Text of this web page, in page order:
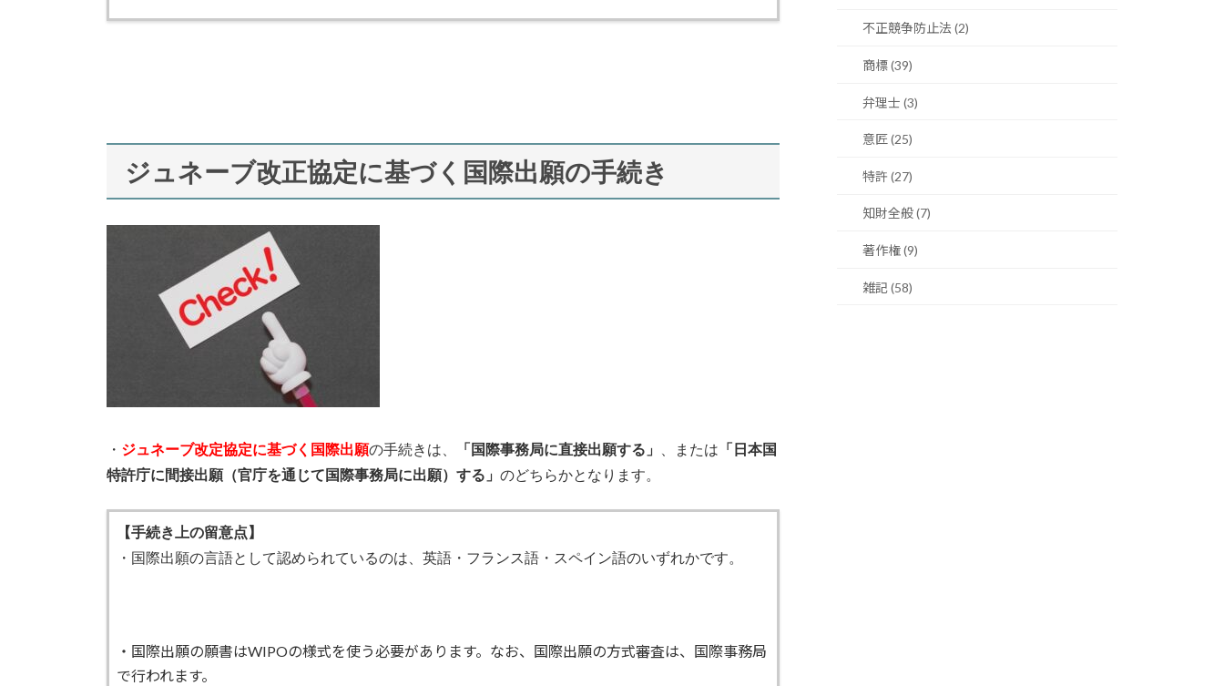
ジュネーブ改正協定に基づく国際出願の手続き
・ ジュネーブ改定協定に基づく国際出願の手続きは、 「国際事務局に直接出願する」 、または 「日本国
特許庁に間接出願（官庁を通じて国際事務局に出願）する」 のどちらかとなります。
【手続き上の留意点】
・国際出願の言語として認められているのは、英語・フランス語・スペイン語のいずれかです。
・国際出願の願書はWIPOの様式を使う必要があります。なお、国際出願の方式審査は、国際事務局
で行われます。
不正競争防止法 (2)
商標 (39)
弁理士 (3)
意匠 (25)
特許 (27)
知財全般 (7)
著作権 (9)
雑記 (58)